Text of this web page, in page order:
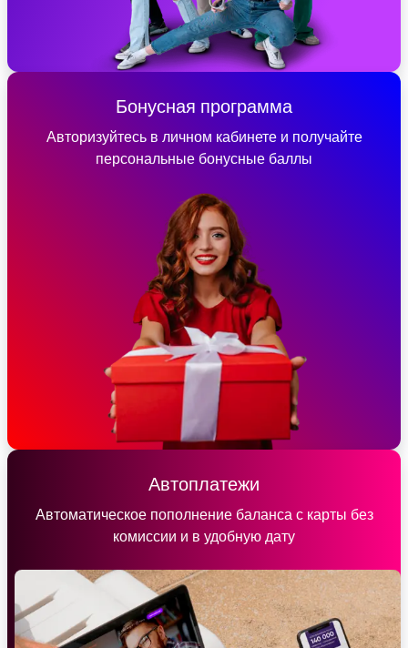
Бонусная программа
Авторизуйтесь в личном кабинете и получайте
персональные бонусные баллы
Автоплатежи
Автоматическое пополнение баланса с карты без
комиссии и в удобную дату